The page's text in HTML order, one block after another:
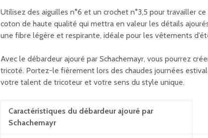
Utilisez des aiguilles n°6 et un crochet n°3,5 pour travailler
coton de haute qualité qui mettra en valeur les détails
une fibre légère et respirante, idéale pour les vêtements
Avec le débardeur ajouré par Schachemayr, vous pourrez
tricoté. Portez-le fièrement lors des chaudes journées
votre talent de tricoteur et votre sens du style unique.
Caractéristiques du débardeur ajouré par
Schachemayr